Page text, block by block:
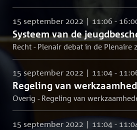
Systeem van de
15 september 2022 | 11:06 -
Recht - Plenair debat in de Plenaire
Regeling van
15 september 2022 | 11:04 -
Overig - Regeling van
15 september 2022 | 11:04 -